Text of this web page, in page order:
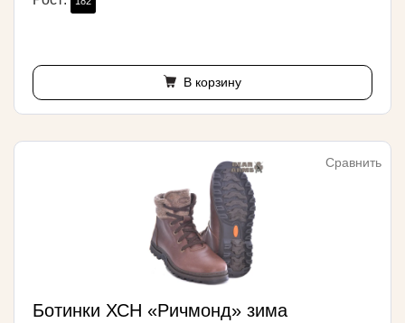
В корзину
Сравнить
Ботинки ХСН «Ричмонд» зима